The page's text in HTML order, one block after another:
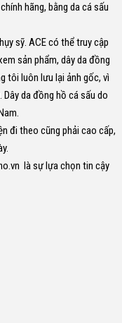
hãng, bằng da cá sấu
sỹ. ACE có thể truy cập
sản phẩm, dây da đồng
tôi luôn lưu lại ảnh gốc, vì
Dây da đồng hồ cá sấu do
đi theo cũng phải cao cấp,
là sự lựa chọn tin cậy